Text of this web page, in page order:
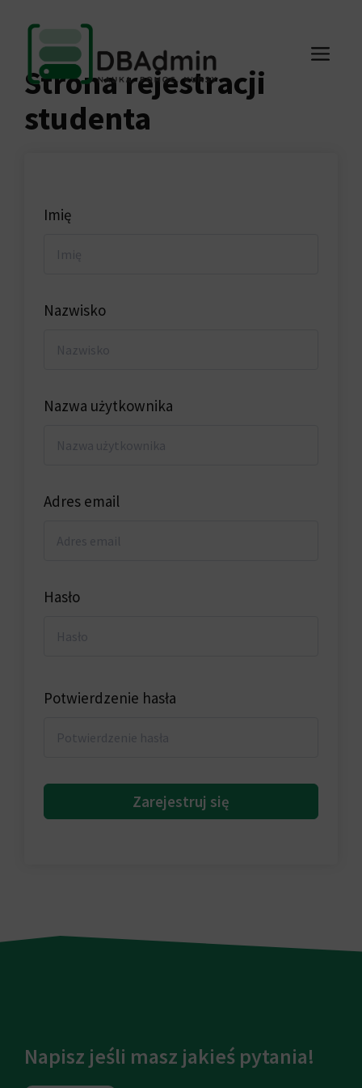
Strona rejestracji
studenta
Imię
Nazwisko
Nazwa użytkownika
Adres email
Hasło
Potwierdzenie hasła
Zarejestruj się
Napisz jeśli masz jakieś pytania!